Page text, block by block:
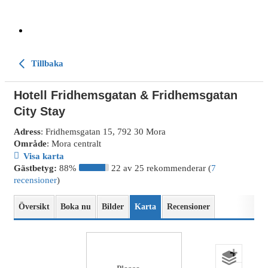
Tillbaka
Hotell Fridhemsgatan & Fridhemsgatan
City Stay
Adress: Fridhemsgatan 15, 792 30 Mora
Område: Mora centralt
Visa karta
Gästbetyg: 88% 22 av 25 rekommenderar (7
recensioner)
Översikt Boka nu Bilder Karta Recensioner
+